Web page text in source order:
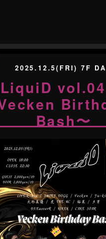
2025.12.5(FRI) 7F
LiquiD
Bash〜